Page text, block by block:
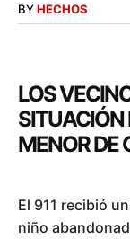
BYHECHOS
LOS
SITUACIÓN
MENOR DE
El 911 recibió
niño